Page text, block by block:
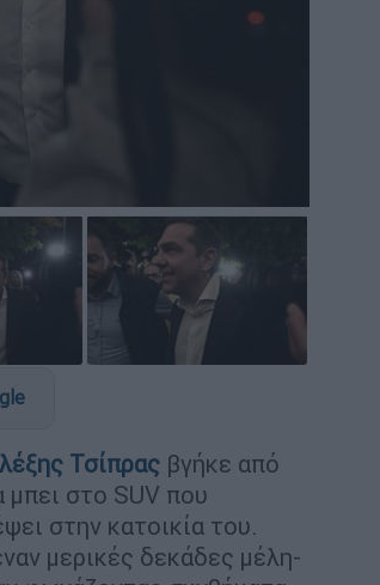
Τσίπρας βγήκε από
στο SUV που
στην κατοικία του.
μερικές δεκάδες μέλη-